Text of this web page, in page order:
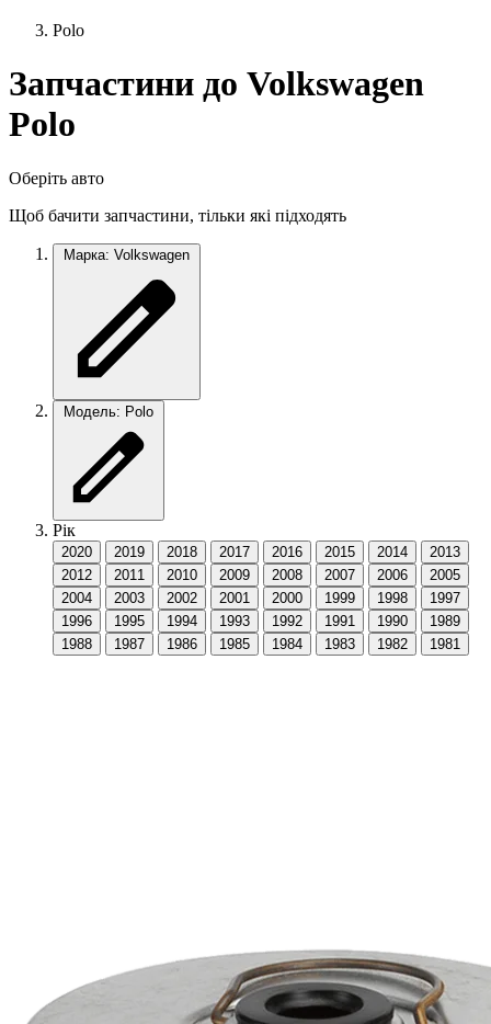
Polo
Запчастини до Volkswagen
Polo
Оберіть авто
Щоб бачити запчастини, тільки які підходять
Марка: Volkswagen
Модель: Polo
Рік
2020 2019 2018 2017 2016 2015 2014
2013
2012
2011 2010 2009 2008 2007 2006
2005
2004
2003 2002 2001 2000 1999 1998
1997
1996
1995 1994 1993 1992 1991 1990
1989
1988
1987 1986 1985 1984 1983 1982 1981